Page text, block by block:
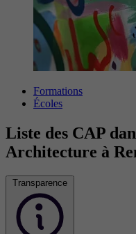
Formations
Écoles
Liste des CAP
Architecture à
Transparence